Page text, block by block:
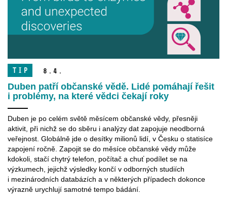
TIP 8. 4.
Duben patří občanské vědě. Lidé pomáhají řešit
i problémy, na které vědci čekají roky
Duben je po celém světě měsícem občanské vědy, přesněji
aktivit, při nichž se do sběru i analýzy dat zapojuje neodborná
veřejnost. Globálně jde o desítky milionů lidí, v Česku o statisíce
zapojení ročně. Zapojit se do měsíce občanské vědy může
kdokoli, stačí chytrý telefon, počítač a chuť podílet se na
výzkumech, jejichž výsledky končí v odborných studiích
i mezinárodních databázích a v některých případech dokonce
výrazně urychlují samotné tempo bádání.